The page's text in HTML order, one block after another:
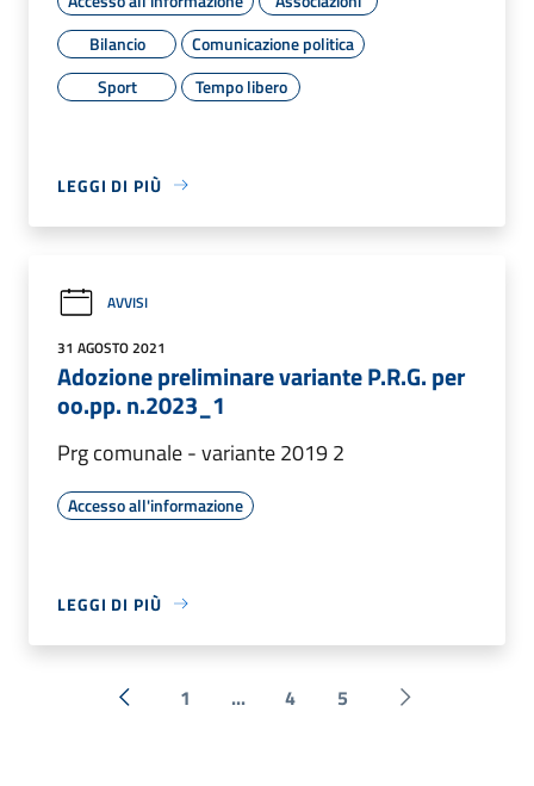
Bilancio
Comunicazione politica
Sport
Tempo libero
LEGGI DI PIÙ
AVVISI
31 AGOSTO 2021
Adozione preliminare variante P.R.G. per
oo.pp. n.2023_1
Prg comunale - variante 2019 2
Accesso all'informazione
LEGGI DI PIÙ
« Precedente
1 ... 4 5 Successiva »